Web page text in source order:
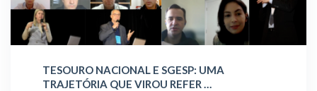
TESOURO NACIONAL E SGESP: UMA
TRAJETÓRIA QUE VIROU REFER …